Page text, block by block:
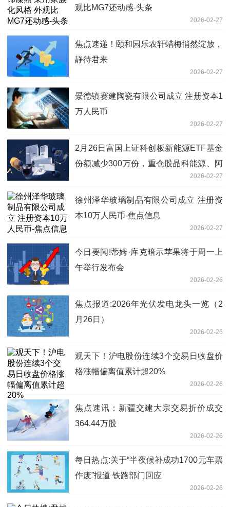
观比MG7还动感-头条
2026-02-27
焦点速递！颐和园乐农轩蜡梅悄然绽放，
静待君来
2026-02-27
景德镇赛建陶瓷有限公司成立 注册资本1
万人民币
2026-02-27
2月26日富国上证科创板新能源ETF基金
份额减少300万份，重仓股晶科能源、阿
2026-02-27
徐州泽华玻璃制品有限公司成立 注册资
本10万人民币-焦点信息
2026-02-27
今日要闻!蒂姆·库克暗示苹果将于周一上
午举行发布会
2026-02-26
焦点报道:2026年光伏发电龙头一览（2
月26日）
2026-02-26
观天下！沪电股份连续3个交易日收盘价
格涨幅偏离值累计超20%
2026-02-26
焦点速讯：新疆交建大宗交易折价成交
364.44万股
2026-02-26
每日热点:关于“半夜候补成功1700元车票
作废”报道 铁路部门回应
2026-02-26